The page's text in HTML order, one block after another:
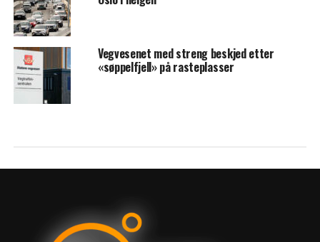
Vegvesenet med streng beskjed etter
«søppelfjell» på rasteplasser